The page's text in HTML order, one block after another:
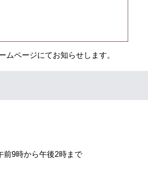
ページにてお知らせします。
前9時から午後2時まで